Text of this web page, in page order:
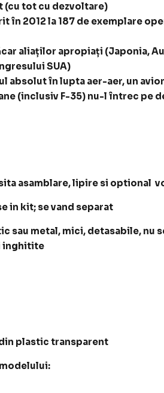
(cu tot cu dezvoltare)
în 2012 la 187 de exemplare
aliaților apropiați (Japonia,
SUA)
absolut în lupta aer-aer, un
(inclusiv F-35) nu-l întrec pe
asamblare, lipire si optional
in kit; se vand separat
metal, mici, detasabile, nu
inghitite
plastic transparent